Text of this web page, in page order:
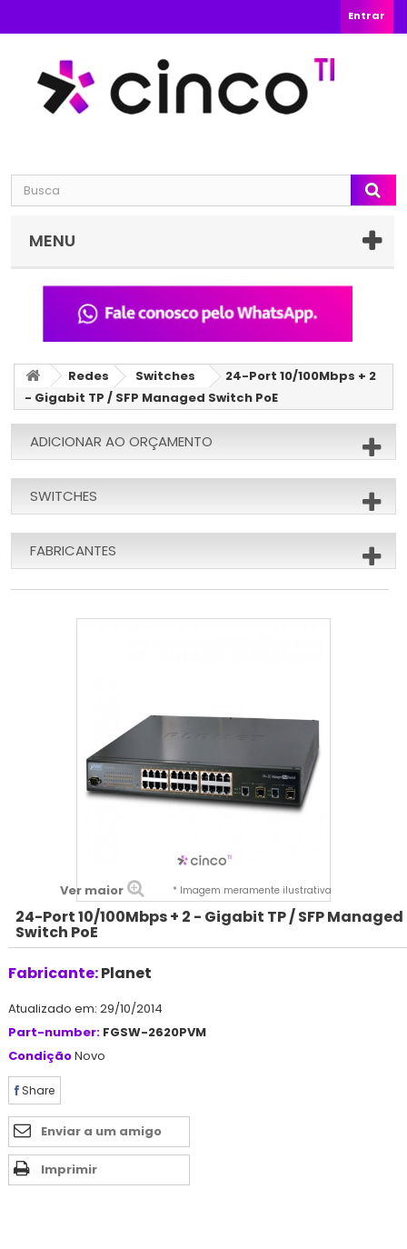
Entrar
MENU
Redes Switches
24-Port 10/100Mbps + 2
- Gigabit TP / SFP Managed Switch PoE
ADICIONAR AO ORÇAMENTO
SWITCHES
FABRICANTES
Ver maior * Imagem meramente ilustrativa
24-Port 10/100Mbps + 2 - Gigabit TP / SFP Managed
Switch PoE
Fabricante:Planet
Atualizado em: 29/10/2014
Part-number: FGSW-2620PVM
CondiçãoNovo
Share
Enviar a um amigo
Imprimir